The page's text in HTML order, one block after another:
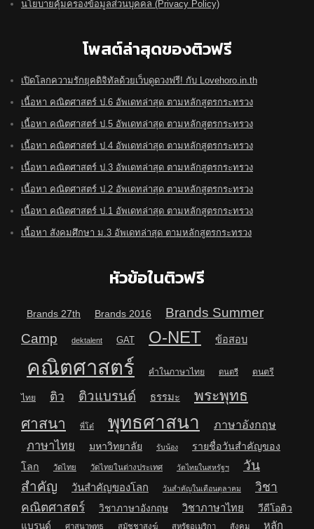
นโยบายคุ้มครองข้อมูลส่วนบุคคล (Privacy Policy)
โพสต์ล่าสุดของติวฟรี
เปิดโลกความรักยุคดิจิทัลด้วยเว็บดูดวงฟรี! กับ Lovehoro.in.th
เนื้อหา คณิตศาสตร์ ป.6 อัพเดทล่าสุด ตามหลักสูตรกระทรวง
เนื้อหา คณิตศาสตร์ ป.5 อัพเดทล่าสุด ตามหลักสูตรกระทรวง
เนื้อหา คณิตศาสตร์ ป.4 อัพเดทล่าสุด ตามหลักสูตรกระทรวง
เนื้อหา คณิตศาสตร์ ป.3 อัพเดทล่าสุด ตามหลักสูตรกระทรวง
เนื้อหา คณิตศาสตร์ ป.2 อัพเดทล่าสุด ตามหลักสูตรกระทรวง
เนื้อหา คณิตศาสตร์ ป.1 อัพเดทล่าสุด ตามหลักสูตรกระทรวง
เนื้อหา สังคมศึกษา ม.3 อัพเดทล่าสุด ตามหลักสูตรกระทรวง
หัวข้อในติวฟรี
Brands 27th Brands 2016
Brands Summer
Camp
dektalent GAT O-NET ข้อสอบ
คณิตศาสตร์ คำในภาษาไทย ดนตรี ดนตรี
ไทย ติว ติวแบรนด์ ธรรมะ
พระพุทธ
ศาสนา
พี่โต๋ พุทธศาสนา ภาษาอังกฤษ
ภาษาไทย มหาวิทยาลัย รับน้อง
รายชื่อวันสำคัญของ
โลก
วัดไทย วัดไทยในต่างประเทศ วัดไทยในสหรัฐฯ
วัน
สำคัญ
วันสำคัญของโลก วันสำคัญในเดือนตุลาคม
วิชา
คณิตศาสตร์
วิชาภาษาอังกฤษ วิชาภาษาไทย
วีดีโอติว
แบรนด์
ศาสนาพุทธ สมัชชาสงฆ์ สหรัฐอเมริกา สังคม หลัก